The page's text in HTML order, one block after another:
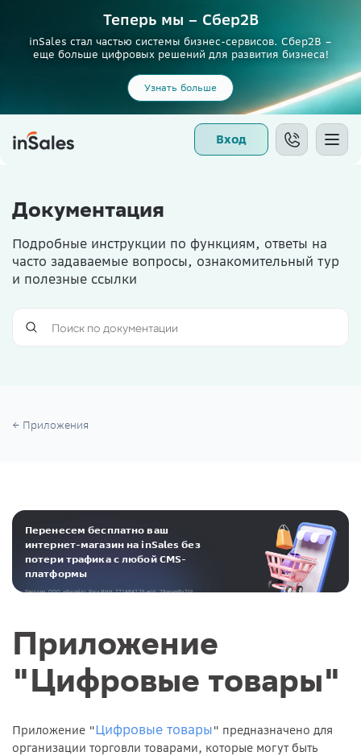
Теперь мы – Сбер2B
inSales стал частью системы бизнес-сервисов. Сбер2В –
еще больше цифровых решений для развития бизнеса!
Узнать больше
Вход
Документация
Подробные инструкции по функциям, ответы на
часто задаваемые вопросы, ознакомительный тур
и полезные ссылки
Приложения
Перенесем бесплатно ваш
интернет-магазин на inSales без
потери трафика с любой CMS-
платформы
Реклама. ООО «Инсейлс Рус»‎ ИНН 771484376 erid: 2RanymBvZGt
Приложение
"Цифровые товары"
Приложение "Цифровые товары" предназначено для
организации торговли товарами, которые могут быть